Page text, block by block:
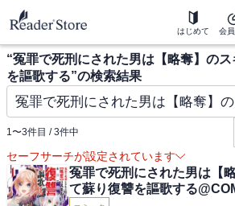
はじめて 会
“冤罪で死刑にされた男は【略奪】の
を謳歌する”の検索結果
1〜3件目 / 3件中
セーフサーチが設定されています
冤罪で死刑にされた男は【
て蘇り復讐を謳歌する